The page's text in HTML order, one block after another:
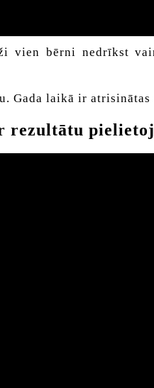
vien bērni nedrīkst
Gada laikā ir atrisinātas
rezultātu